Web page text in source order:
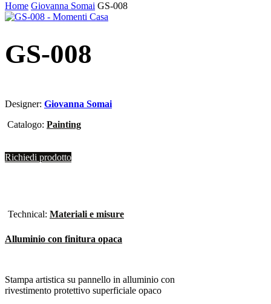
Home Giovanna Somai GS-008
GS-008
Designer: Giovanna Somai
Catalogo: Painting
Richiedi prodotto
Technical: Materiali e misure
Alluminio con finitura opaca
Stampa artistica su pannello in alluminio con
rivestimento protettivo superficiale opaco